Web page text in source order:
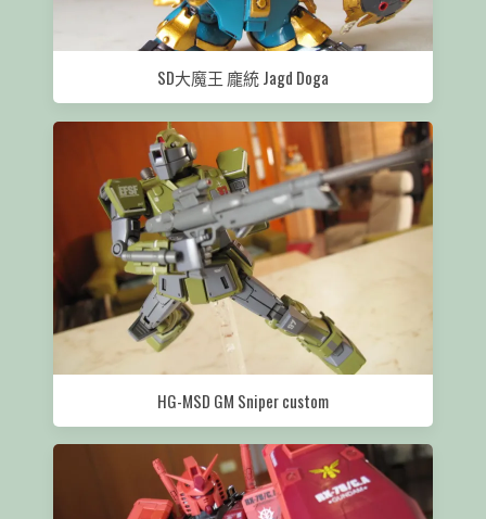
SD大魔王 龐統 Jagd Doga
HG-MSD GM Sniper custom